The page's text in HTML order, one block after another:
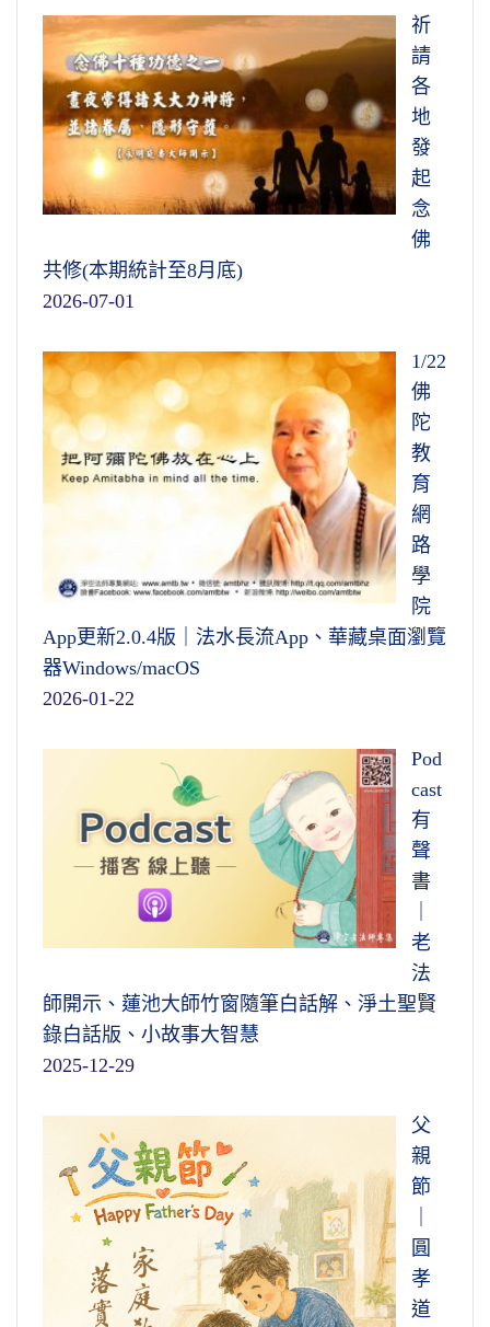
祈
請
各
地
發
起
念
佛
共修(本期統計至8月底)
2026-07-01
1/22
佛
陀
教
育
網
路
學
院
App更新2.0.4版｜法水長流App、華藏桌面瀏覽
器Windows/macOS
2026-01-22
Pod
cast
有
聲
書
老
法
師開示、蓮池大師竹窗隨筆白話解、淨土聖賢
錄白話版、小故事大智慧
2025-12-29
父
親
節
圓
孝
道